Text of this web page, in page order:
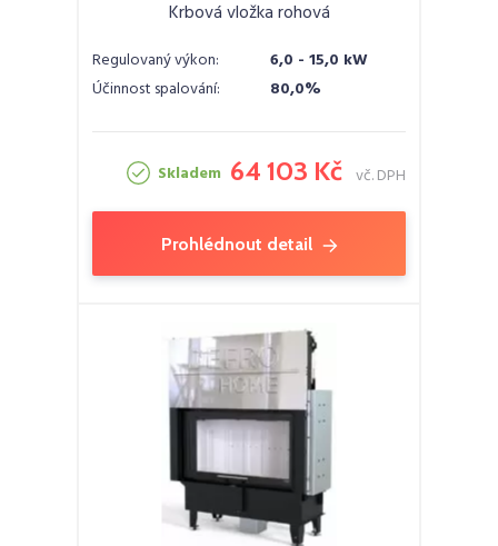
Krbová vložka rohová
Regulovaný výkon:
6,0 - 15,0 kW
Účinnost spalování:
80,0%
Skladem 64 103 Kč vč. DPH
Prohlédnout detail